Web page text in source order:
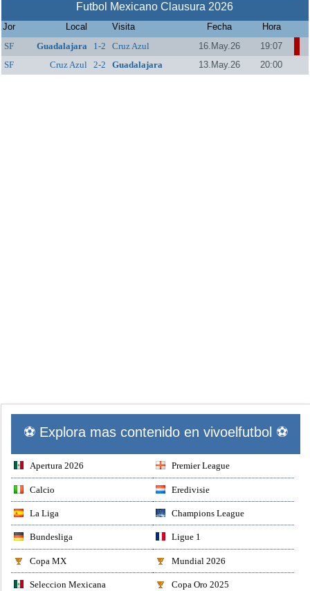
Futbol Mexicano Clausura 2026
Jor Local Visita Fecha
Hora
SF
Guadalajara 1-2 Cruz Azul 16.May.26
19:07
SF
Cruz Azul 2-2 Guadalajara 13.May.26 20:00
⚽ Explora mas contenido en vivoelfutbol ⚽
Apertura 2026 Premier League
Calcio Eredivisie
La Liga Champions League
Bundesliga Ligue 1
Copa MX Mundial 2026
Seleccion Mexicana Copa Oro 2025